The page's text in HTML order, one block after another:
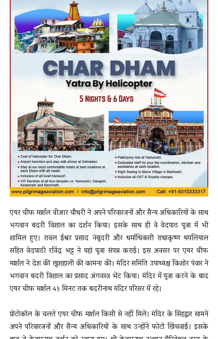
एयर चीफ मार्शल वीआर चौधरी ने अपने परिवारजनों और सैन्य अधिकारियों के साथ
भगवान बदरी विशाल का दर्शन किया। इसके साथ ही वे वेदपाठ पूजा में भी
शामिल हुए। रावल ईश्वर प्रसाद नंबूदरी और धर्माधिकारी राधाकृष्ण थपलियाल
सहित वेदपाठी रविंद्र भट्ट ने यहां पूजा संपन्न कराई। इस अवसर पर एयर चीफ
मार्शल ने देश की खुशहाली की कामना की। मंदिर समिति उपाध्यक्ष किशोर पंवार ने
भगवान बदरी विशाल का प्रसाद अंगवस्त्र भेंट किया। मंदिर में पूजा करने के बाद
एयर चीफ मार्शल 45 मिनट तक बदरीनाथ मंदिर परिसर में रहे।
प्रोटोकॉल के चलते एयर चीफ मार्शल किसी से नहीं मिले। मंदिर के सिंहद्वार सामने
अपने परिवारजनों और सैन्य अधिकारियों के साथ उन्होंने फोटो खिंचवाई। इसके